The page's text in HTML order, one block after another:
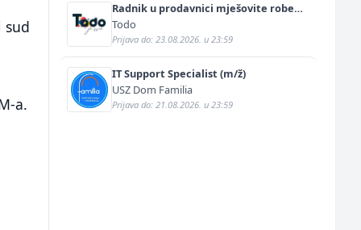
sud
a.
Radnik u prodavnici mješovite robe
(m/ž)
Todo
Prijava do: 23.08.2026. u 23:59
IT Support Specialist (m/ž)
USZ Dom Familia
Prijava do: 21.08.2026. u 23:59